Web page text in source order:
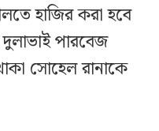
হাজির করা হবে
পারবেজ
সোহেল রানাকে